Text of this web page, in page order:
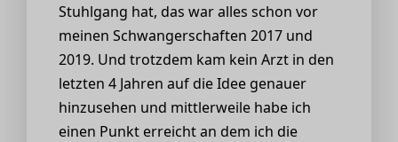
Stuhlgang hat, das war alles schon vor
meinen Schwangerschaften 2017 und
2019. Und trotzdem kam kein Arzt in den
letzten 4 Jahren auf die Idee genauer
hinzusehen und mittlerweile habe ich
einen Punkt erreicht an dem ich die